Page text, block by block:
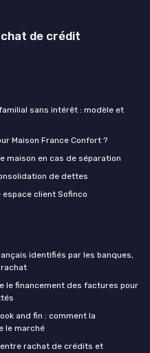
de crédit
sans intérêt : modèle et
Maison France Confort ?
maison en cas de séparation
de dettes
client Sofinco
identifiés par les banques,
rachat
le financement des factures pour
and fin : comment la
le marché
entre rachat de crédits et